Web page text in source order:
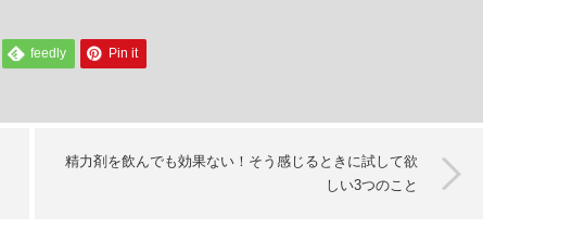
feedly Pin it
精力剤を飲んでも効果ない！そう感じるときに試して欲
しい3つのこと